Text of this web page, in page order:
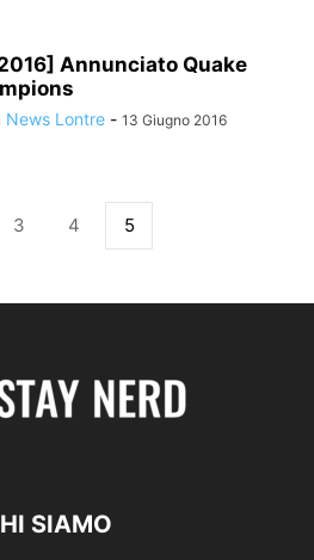
Annunciato Quake
News Lontre - 13 Giugno 2016
3 4 5
SIAMO